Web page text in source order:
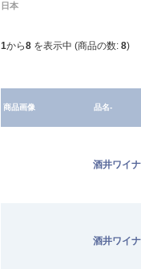
日本
1から8 を表示中 (商品の数: 8)
商品画像 品名-
酒井ワイ
酒井ワイ